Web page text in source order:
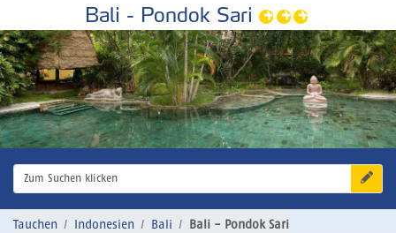
Bali - Pondok Sari
Zum Suchen klicken
Tauchen Indonesien Bali Bali - Pondok Sari